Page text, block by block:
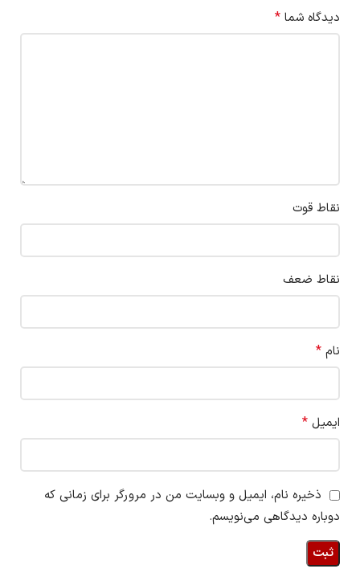
دیدگاه شما *
نقاط قوت
نقاط ضعف
نام *
ایمیل *
ذخیره نام، ایمیل و وبسایت من در مرورگر برای زمانی که
دوباره دیدگاهی می‌نویسم.